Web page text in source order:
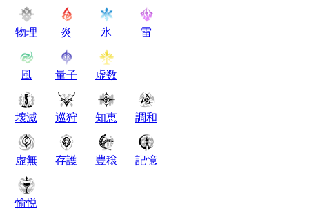
物理 炎 氷 雷
風 量子 虚数
壊滅 巡狩 知恵 調和
虚無 存護 豊穣 記憶
愉悦